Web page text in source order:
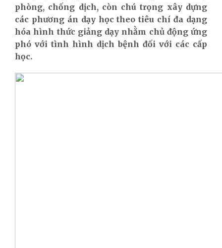
phòng, chống dịch, còn chú trọng xây dựng
các phương án dạy học theo tiêu chí đa dạng
hóa hình thức giảng dạy nhằm chủ động ứng
phó với tình hình dịch bệnh đối với các cấp
học.